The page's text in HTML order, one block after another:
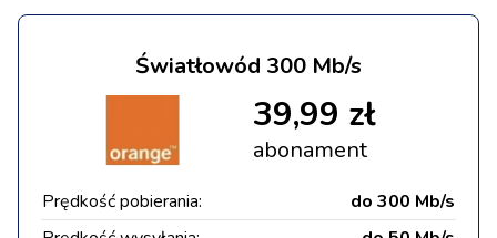
Światłowód 300 Mb/s
39,99 zł
abonament
Prędkość pobierania:
do 300 Mb/s